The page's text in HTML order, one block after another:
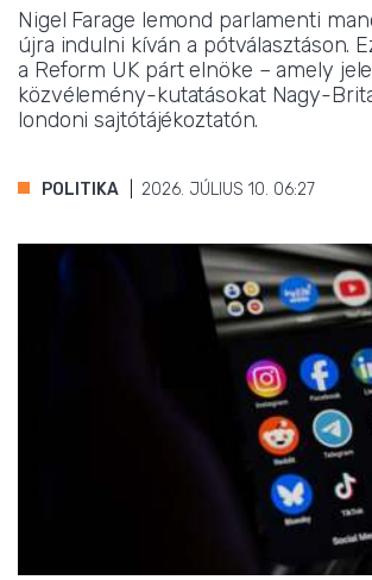
Nigel Farage lemond parlamenti
újra indulni kíván a pótválasztáson.
a Reform UK párt elnöke – amely
közvélemény-kutatásokat Nagy-
londoni sajtótájékoztatón.
POLITIKA 2026. JÚLIUS 10. 06:27